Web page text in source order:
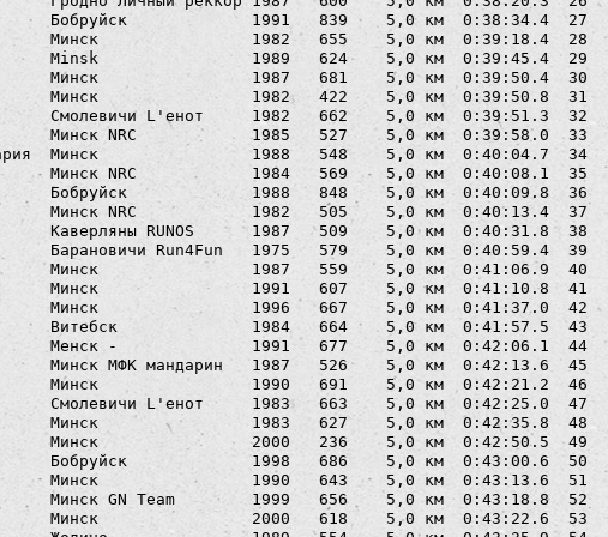
Бобруйск             1991   839    5,0 км  0:38:34.4  27
Минск                1982   655    5,0 км  0:39:18.4  28
Minsk                1989   624    5,0 км  0:39:45.4  29
Минск                1987   681    5,0 км  0:39:50.4  30
Минск                1982   422    5,0 км  0:39:50.8  31
Смолевичи L'енот     1982   662    5,0 км  0:39:51.3  32
Минск NRC            1985   527    5,0 км  0:39:58.0  33
Минск                1988   548    5,0 км  0:40:04.7  34
Минск NRC            1984   569    5,0 км  0:40:08.1  35
Бобруйск             1988   848    5,0 км  0:40:09.8  36
Минск NRC            1982   505    5,0 км  0:40:13.4  37
Каверляны RUNOS      1987   509    5,0 км  0:40:31.8  38
Барановичи Run4Fun   1975   579    5,0 км  0:40:59.4  39
Минск                1987   559    5,0 км  0:41:06.9  40
Минск                1991   607    5,0 км  0:41:10.8  41
Минск                1996   667    5,0 км  0:41:37.0  42
Витебск              1984   664    5,0 км  0:41:57.5  43
Менск -              1991   677    5,0 км  0:42:06.1  44
Минск МФК мандарин   1987   526    5,0 км  0:42:13.6  45
Минск                1990   691    5,0 км  0:42:21.2  46
Смолевичи L'енот     1983   663    5,0 км  0:42:25.0  47
Минск                1983   627    5,0 км  0:42:35.8  48
Минск                2000   236    5,0 км  0:42:50.5  49
Бобруйск             1998   686    5,0 км  0:43:00.6  50
Минск                1990   643    5,0 км  0:43:13.6  51
Минск GN Team        1999   656    5,0 км  0:43:18.8  52
Минск                2000   618    5,0 км  0:43:22.6  53